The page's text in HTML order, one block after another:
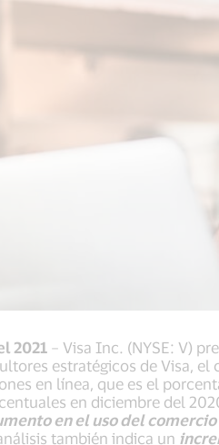
2021 – Visa Inc. (NYSE: V)
estratégicos de Visa,
en línea, que es el
en diciembre del
en el uso del
también indica un